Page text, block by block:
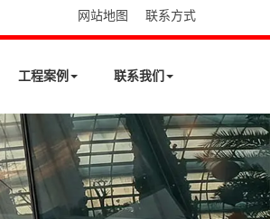
网站地图 联系方式
工程案例 联系我们